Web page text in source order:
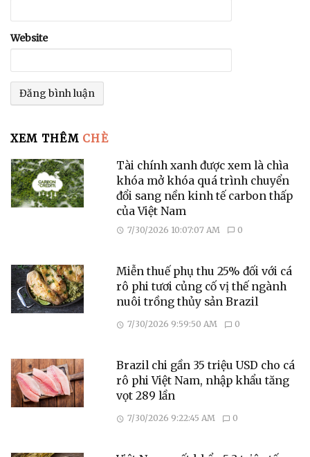
Website
XEM THÊM CHÈ
Tài chính xanh được xem là chìa
khóa mở khóa quá trình chuyển
đổi sang nền kinh tế carbon thấp
của Việt Nam
7/30/2026 10:07:07 AM 0
Miễn thuế phụ thu 25% đối với cá
rô phi tươi củng cố vị thế ngành
nuôi trồng thủy sản Brazil
7/30/2026 9:59:50 AM 0
Brazil chi gần 35 triệu USD cho cá
rô phi Việt Nam, nhập khẩu tăng
vọt 289 lần
7/30/2026 9:22:45 AM 0